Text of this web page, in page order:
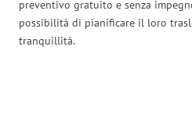
preventivo gratuito e senza
possibilità di pianificare il loro
tranquillità.